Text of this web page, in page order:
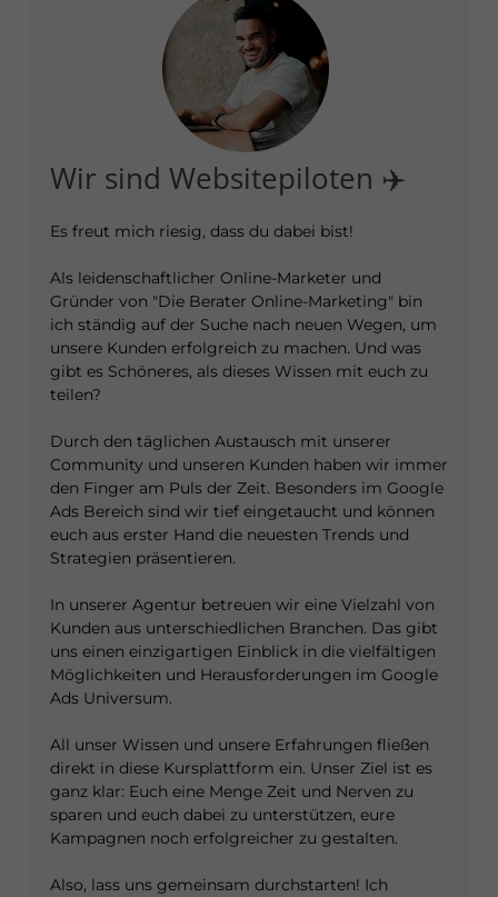
Wir sind Websitepiloten ✈️
Es freut mich riesig, dass du dabei bist!
Als leidenschaftlicher Online-Marketer und
Gründer von "Die Berater Online-Marketing" bin
ich ständig auf der Suche nach neuen Wegen, um
unsere Kunden erfolgreich zu machen. Und was
gibt es Schöneres, als dieses Wissen mit euch zu
teilen?
Durch den täglichen Austausch mit unserer
Community und unseren Kunden haben wir immer
den Finger am Puls der Zeit. Besonders im Google
Ads Bereich sind wir tief eingetaucht und können
euch aus erster Hand die neuesten Trends und
Strategien präsentieren.
In unserer Agentur betreuen wir eine Vielzahl von
Kunden aus unterschiedlichen Branchen. Das gibt
uns einen einzigartigen Einblick in die vielfältigen
Möglichkeiten und Herausforderungen im Google
Ads Universum.
All unser Wissen und unsere Erfahrungen fließen
direkt in diese Kursplattform ein. Unser Ziel ist es
ganz klar: Euch eine Menge Zeit und Nerven zu
sparen und euch dabei zu unterstützen, eure
Kampagnen noch erfolgreicher zu gestalten.
Also, lass uns gemeinsam durchstarten! Ich